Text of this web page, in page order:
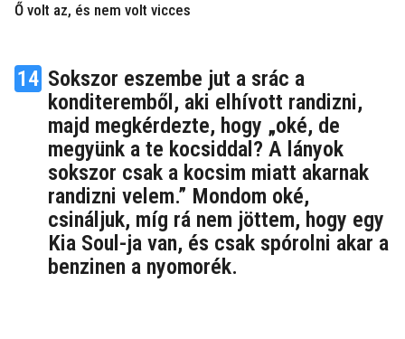
Ő volt az, és nem volt vicces
14 Sokszor eszembe jut a srác a
konditeremből, aki elhívott randizni,
majd megkérdezte, hogy „oké, de
megyünk a te kocsiddal? A lányok
sokszor csak a kocsim miatt akarnak
randizni velem.” Mondom oké,
csináljuk, míg rá nem jöttem, hogy egy
Kia Soul-ja van, és csak spórolni akar a
benzinen a nyomorék.